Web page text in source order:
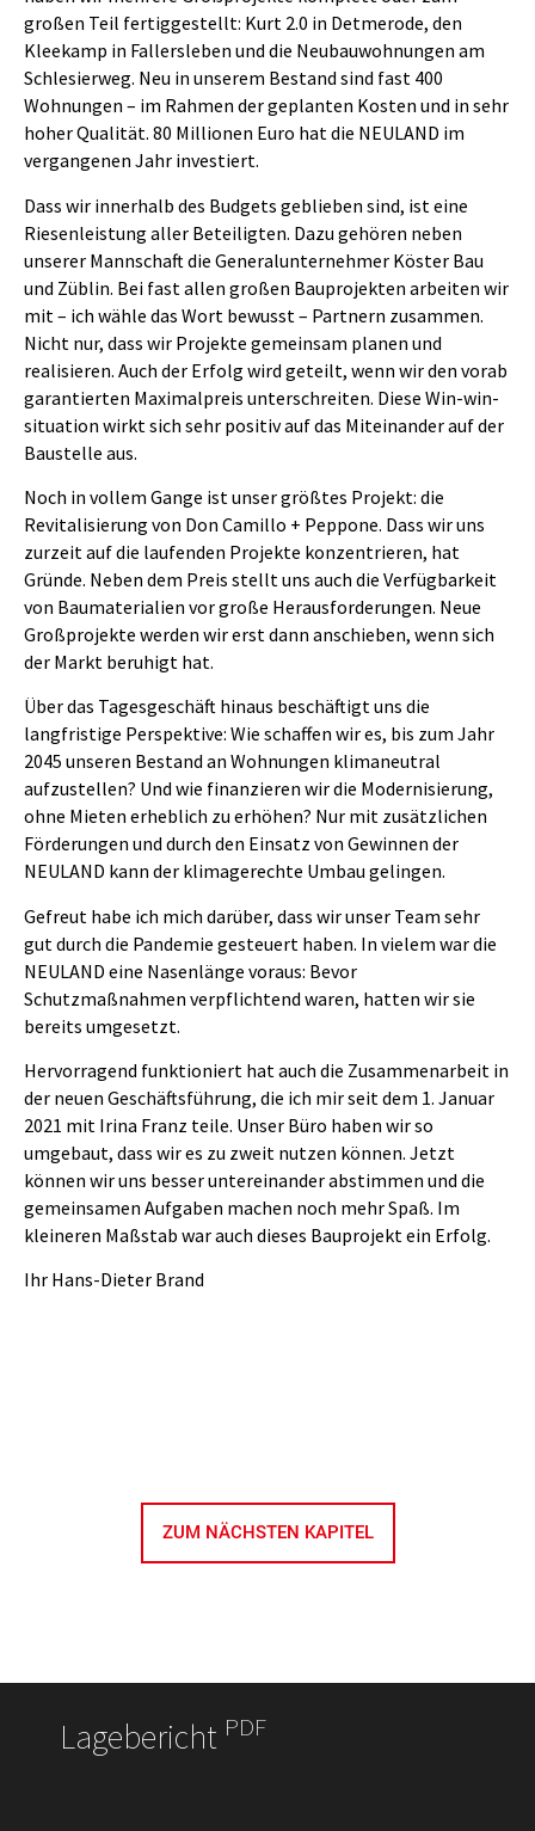
großen Teil fertiggestellt: Kurt 2.0 in Detmerode, den
Kleekamp in Fallersleben und die Neubauwohnungen am
Schlesierweg. Neu in unserem Bestand sind fast 400
Wohnungen – im Rahmen der geplanten Kosten und in sehr
hoher Qualität. 80 Millionen Euro hat die NEULAND im
vergangenen Jahr investiert.
Dass wir innerhalb des Budgets geblieben sind, ist eine
Riesenleistung aller Beteiligten. Dazu gehören neben
unserer Mannschaft die Generalunternehmer Köster Bau
und Züblin. Bei fast allen großen Bauprojekten arbeiten wir
mit – ich wähle das Wort bewusst – Partnern zusammen.
Nicht nur, dass wir Projekte gemeinsam planen und
realisieren. Auch der Erfolg wird geteilt, wenn wir den vorab
garantierten Maximalpreis unterschreiten. Diese Win-win-
situation wirkt sich sehr positiv auf das Miteinander auf der
Baustelle aus.
Noch in vollem Gange ist unser größtes Projekt: die
Revitalisierung von Don Camillo + Peppone. Dass wir uns
zurzeit auf die laufenden Projekte konzentrieren, hat
Gründe. Neben dem Preis stellt uns auch die Verfügbarkeit
von Baumaterialien vor große Herausforderungen. Neue
Großprojekte werden wir erst dann anschieben, wenn sich
der Markt beruhigt hat.
Über das Tagesgeschäft hinaus beschäftigt uns die
langfristige Perspektive: Wie schaffen wir es, bis zum Jahr
2045 unseren Bestand an Wohnungen klimaneutral
aufzustellen? Und wie finanzieren wir die Modernisierung,
ohne Mieten erheblich zu erhöhen? Nur mit zusätzlichen
Förderungen und durch den Einsatz von Gewinnen der
NEULAND kann der klimagerechte Umbau gelingen.
Gefreut habe ich mich darüber, dass wir unser Team sehr
gut durch die Pandemie gesteuert haben. In vielem war die
NEULAND eine Nasenlänge voraus: Bevor
Schutzmaßnahmen verpflichtend waren, hatten wir sie
bereits umgesetzt.
Hervorragend funktioniert hat auch die Zusammenarbeit in
der neuen Geschäftsführung, die ich mir seit dem 1. Januar
2021 mit Irina Franz teile. Unser Büro haben wir so
umgebaut, dass wir es zu zweit nutzen können. Jetzt
können wir uns besser untereinander abstimmen und die
gemeinsamen Aufgaben machen noch mehr Spaß. Im
kleineren Maßstab war auch dieses Bauprojekt ein Erfolg.
Ihr Hans-Dieter Brand
ZUM NÄCHSTEN KAPITEL
Lagebericht PDF